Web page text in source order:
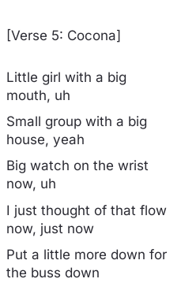
[Verse 5: Cocona]
Little girl with a big
mouth, uh
Small group with a big
house, yeah
Big watch on the wrist
now, uh
I just thought of that flow
now, just now
Put a little more down for
the buss down